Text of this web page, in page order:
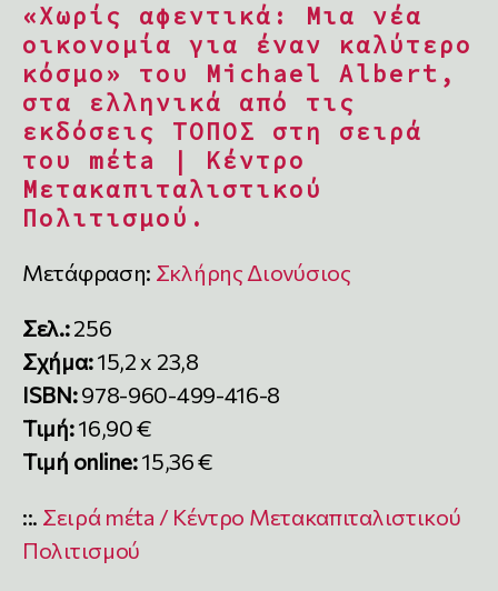
«Χωρίς αφεντικά: Μια νέα
οικονομία για έναν καλύτερο
κόσμο» του Michael Albert,
στα ελληνικά από τις
εκδόσεις ΤΟΠΟΣ στη σειρά
του mέta | Κέντρο
Μετακαπιταλιστικού
Πολιτισμού.
Μετάφραση: Σκλήρης Διονύσιος
Σελ.:256
Σχήμα:15,2 x 23,8
ISBN:978-960-499-416-8
Τιμή:16,90 €
Τιμή online:15,36 €
::. Σειρά mέta / Κέντρο Μετακαπιταλιστικού
Πολιτισμού